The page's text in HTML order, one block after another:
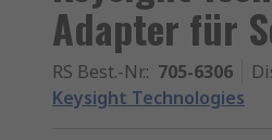
Adapter für
RS Best.-Nr.: 705-6306
Keysight Technologies